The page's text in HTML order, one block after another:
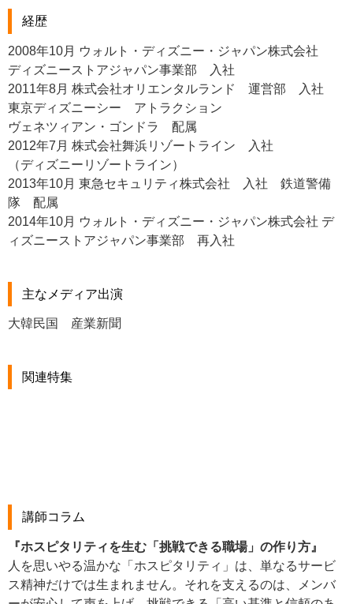
経歴
2008年10月 ウォルト・ディズニー・ジャパン株式会社
ディズニーストアジャパン事業部 入社
2011年8月 株式会社オリエンタルランド 運営部 入社
東京ディズニーシー アトラクション
ヴェネツィアン・ゴンドラ 配属
2012年7月 株式会社舞浜リゾートライン 入社
（ディズニーリゾートライン）
2013年10月 東急セキュリティ株式会社 入社 鉄道警備
隊 配属
2014年10月 ウォルト・ディズニー・ジャパン株式会社 デ
ィズニーストアジャパン事業部 再入社
主なメディア出演
大韓民国 産業新聞
関連特集
講師コラム
『ホスピタリティを生む「挑戦できる職場」の作り方 』
人を思いやる温かな「ホスピタリティ」は、単なるサービ
ス精神だけでは生まれません。それを支えるのは、メンバ